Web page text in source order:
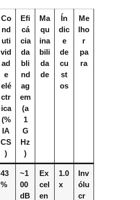
Co
nd
uti
vid
ad
e
elé
ctr
ica
(%
IA
CS
)
Efi
cá
cia
da
bli
nd
ag
em
(a
1
G
Hz
)
Ma
qu
ina
bili
da
de
Ín
dic
e
de
cu
st
os
Me
lho
r
pa
ra
43
%
~1
00
dB
Ex
cel
en
1.0
x
Inv
ólu
cr